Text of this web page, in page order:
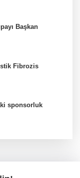
Başkan
Fibrozis
sponsorluk